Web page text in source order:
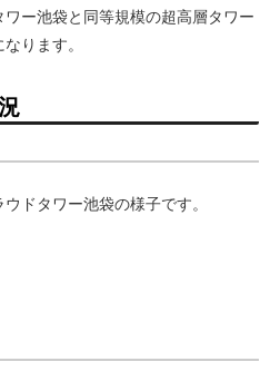
ー池袋と同等規模の超高層タワー
ります。
ドタワー池袋の様子です。